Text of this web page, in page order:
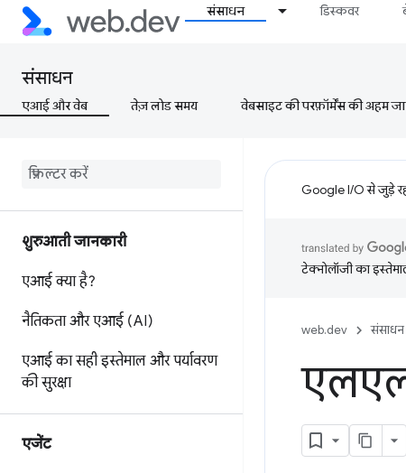
संसाधन डिस्कवर
संसाधन
एआई और वेब तेज़ लोड समय वेबसाइट की परफ़ॉर्मेंस की अहम
शुरुआती जानकारी
एआई क्या है?
नैतिकता और एआई (AI)
एआई का सही इस्तेमाल और पर्यावरण
की सुरक्षा
एजेंट
Google I/O से जुड़े
टेक्नोलॉजी का
web.dev संसाधन